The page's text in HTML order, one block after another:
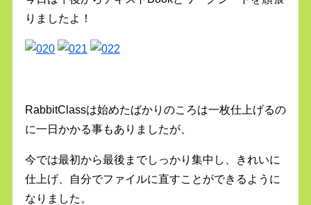
りましたよ！
RabbitClassは始めたばかりのころは一枚仕上げるの
に一日かかる事もありましたが、
今では最初から最後までしっかり集中し、きれいに
仕上げ、自分でファイルに直すことができるように
なりました。